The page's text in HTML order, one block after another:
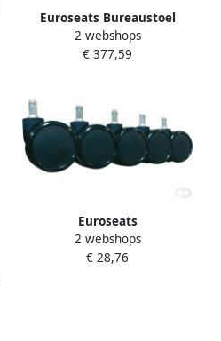
Euroseats Bureaustoel
Milano synchroom zwart
2 webshops
€ 377,59
Euroseats
Bureaustoelwielen zacht 5
stuks
2 webshops
€ 28,76